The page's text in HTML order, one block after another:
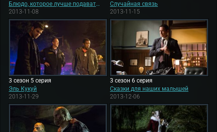
Блюдо, которое лучше подавать холодным
2013-11-08
Случайная связь
2013-11-15
3 сезон 5 серия
Эль Кукуй
2013-11-29
3 сезон 6 серия
Сказки для наших малышей
2013-12-06